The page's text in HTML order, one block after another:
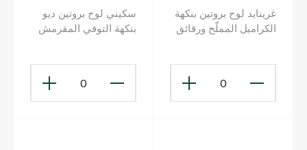
غرينايد لوح بروتين بنكهة
الكراميل المملّح ورقائق
0
سكيني لوح بروتين ديو
بنكهة التوفي المقرمش
0